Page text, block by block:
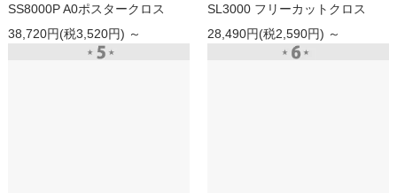
SS8000P A0ポスタークロス
38,720円(税3,520円) ～
SL3000 フリーカットクロス
28,490円(税2,590円) ～